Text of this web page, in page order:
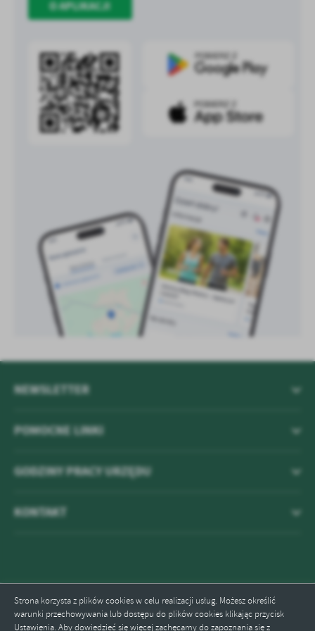
Strona korzysta z plików cookies w celu realizacji usług. Możesz określić
warunki przechowywania lub dostępu do plików cookies klikając przycisk
Ustawienia. Aby dowiedzieć się więcej zachęcamy do zapoznania się z
treści w postaci wiadomości, ofert, komunikatów mediów
społecznościowych.
O APLIKACJI
POMOCNE LINKI
NEWSLETTER
GODZINY PRACY URZĘDU
KONTAKT
Odwiedzin: 593280